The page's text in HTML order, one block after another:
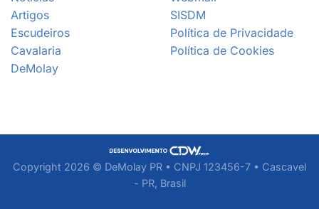
Artigos
Escudeiros
Cavalaria
DeMolay
SISDM
Política de Privacidade
Política de Cookies
Copyright 2026 © DeMolay PR • CNPJ 123456-7 • Cascavel
- PR, Brasil